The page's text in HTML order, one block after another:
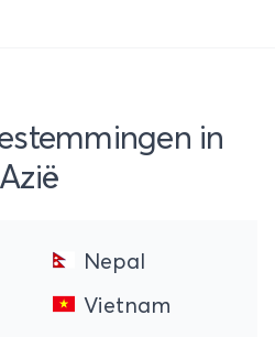
in
Azië
Nepal
Vietnam